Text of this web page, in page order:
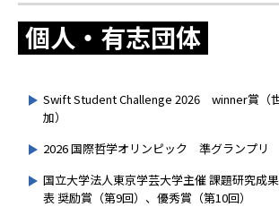
個人・有志団体
Swift Student Challenge 2026 winner賞（
加）
2026 国際哲学オリンピック 準グランプリ
国立大学法人東京学芸大学主催 課題研究成
表 奨励賞（第9回）、優秀賞（第10回）